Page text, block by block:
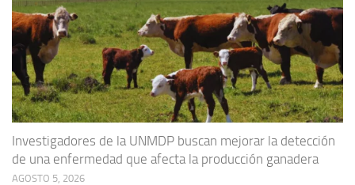
Investigadores de la UNMDP buscan mejorar la detección
de una enfermedad que afecta la producción ganadera
AGOSTO 5, 2026